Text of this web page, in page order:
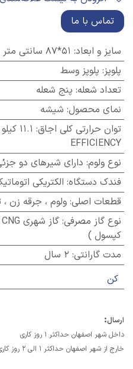
تماس با ما
سایز و ابعاد: 51*87 سانتی متر
پلوپز: پلوپز وسط
تعداد شعله: پنج شعله
نمای محصول: شیشه
توان حرارتی کلی اجاق:
EFFICIENCY
نوع ولوم: دارای شیرهای دو
فندک دستگاه: الکتریکی
قطعات اصلی: ولوم ، جرقه زن
نوع گاز مصرفی:
کپسول )
مدت گارانتی: 2 سال
کن
ارسال:
داخل شهر اصفهان حداکثر 1 روز کاری
خارج از شهر اصفهان حداکثر 1 الی 2 روز کاری